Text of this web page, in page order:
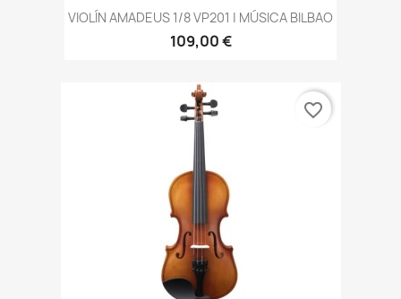
VIOLÍN AMADEUS 1/8 VP201 | MÚSICA BILBAO
109,00 €
favorite_border